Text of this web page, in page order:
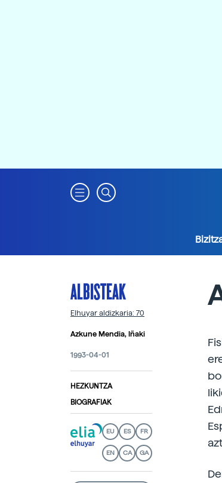
ALBISTEAK
Elhuyar aldizkaria: 70
Azkune Mendia, Iñaki
1993-04-01
HEZKUNTZA
BIOGRAFIAK
EU ES FR
EN CA GA